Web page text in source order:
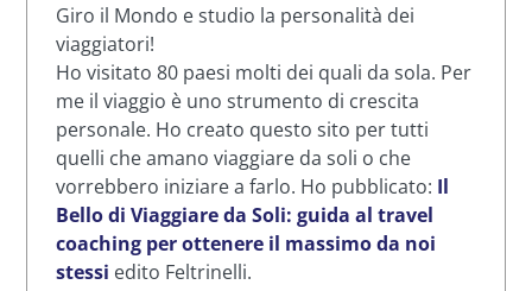
Giro il Mondo e studio la personalità dei
viaggiatori!
Ho visitato 80 paesi molti dei quali da sola. Per
me il viaggio è uno strumento di crescita
personale. Ho creato questo sito per tutti
quelli che amano viaggiare da soli o che
vorrebbero iniziare a farlo. Ho pubblicato: Il
Bello di Viaggiare da Soli: guida al travel
coaching per ottenere il massimo da noi
stessi edito Feltrinelli.